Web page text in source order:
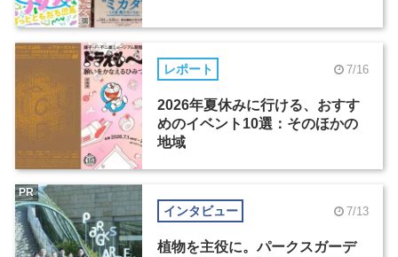
レポート 7/16
2026年夏休みに行ける、おすす
めのイベント10選：そのほかの
地域
インタビュー 7/13
植物を主役に。パークスガーデ
PR